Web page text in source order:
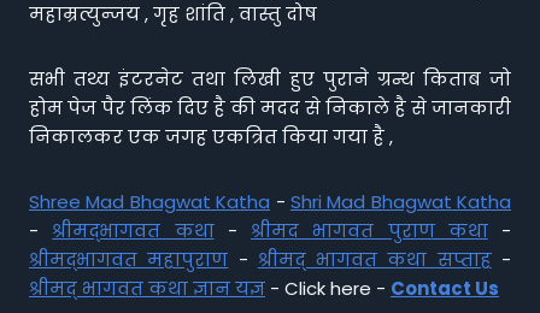
महाम्रत्युन्जय , गृह शांति , वास्तु दोष
सभी तथ्य इंटरनेट तथा लिखी हुए पुराने ग्रन्थ किताब जो
होम पेज पैर लिंक दिए है की मदद से निकाले है से जानकारी
निकालकर एक जगह एकत्रित किया गया है ,
Shree Mad Bhagwat Katha - Shri Mad Bhagwat Katha
- श्रीमद्भागवत कथा- श्रीमद भागवत पुराण कथा-
श्रीमद्भागवत महापुराण - श्रीमद् भागवत कथा सप्ताह-
श्रीमद् भागवत कथा ज्ञान यज्ञ - Click here - Contact Us